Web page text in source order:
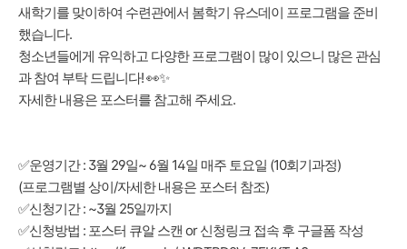
새학기를 맞이하여 수련관에서 봄학기 유스데이 프로그램을 준비
했습니다.
청소년들에게 유익하고 다양한 프로그램이 많이 있으니 많은 관심
과 참여 부탁 드립니다! 👀✨
자세한 내용은 포스터를 참고해 주세요.
✅운영기간 : 3월 29일~ 6월 14일 매주 토요일 (10회기과정)
(프로그램별 상이/자세한 내용은 포스터 참조)
✅신청기간 : ~3월 25일까지
✅신청방법 : 포스터 큐알 스캔 or 신청링크 접속 후 구글폼 작성